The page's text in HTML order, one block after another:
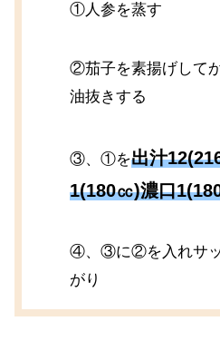
①人参を蒸す
②茄子を素揚げして
油抜きする
③、①を出汁
1(180㏄)濃口
④、③に②を入れサ
がり